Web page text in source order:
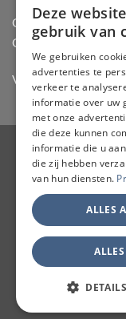
Officiële dealer van
Officiële advisor en
Vertrouwd door
Visa
JAPANSE MESSEN
TAFELMESSEN &
Copyright 2026
Deze
gebruik van
We gebruiken
advertenties te
verkeer te
informatie over uw
met onze
die deze kunnen
informatie die u
die zij hebben
van hun diensten.
ALLES